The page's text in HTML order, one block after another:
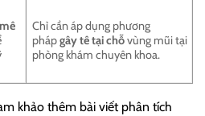
Chỉ cần áp dụng phương
phápgây tê tại chỗvùng mũi tại
phòng khám chuyên khoa.
khảo thêm bài viết phân tích